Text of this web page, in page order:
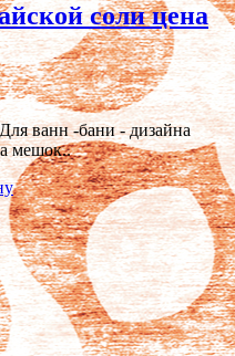
соли цена
ванн -бани - дизайна
мешок..